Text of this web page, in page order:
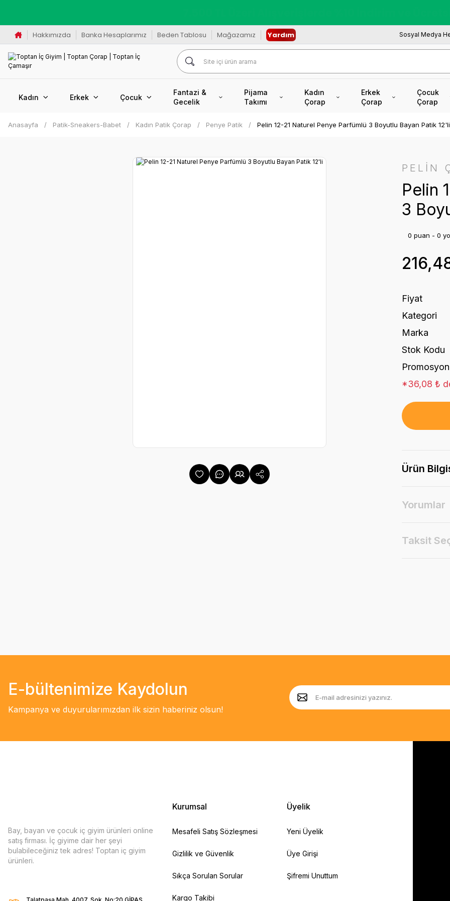
Hakkımızda Banka Hesaplarımız Beden Tablosu Mağazamız Yardım Sosyal Medya
Kadın Erkek Çocuk
Fantazi &
Gecelik
Pijama
Takımı
Kadın
Çorap
Erkek
Çorap
Çocuk
Çorap
Anasayfa Patik-Sneakers-Babet Kadın Patik Çorap Penye Patik Pelin 12-21 Naturel Penye Parfümlü 3 Boyutlu Bayan Patik 12'li
PELİN
Pelin
3
0 puan - 0
Fiyat
Kategori
Marka
Stok Kodu
Promosyon
*36,08 ₺
Ürün
Yorumlar
Taksit
E-bültenimize Kaydolun
Kampanya ve duyurularımızdan ilk sizin haberiniz olsun!
Bay, bayan ve çocuk iç giyim ürünleri online
satış firması. İç giyime dair her şeyi
bulabileceğiniz tek adres! Toptan iç giyim
ürünleri.
Kurumsal
Mesafeli Satış Sözleşmesi
Gizlilik ve Güvenlik
Sıkça Sorulan Sorular
Kargo Takibi
Üyelik
Yeni Üyelik
Üye Girişi
Şifremi Unuttum